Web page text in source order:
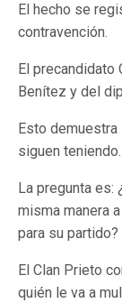
El hecho se
contravención.
El
Benítez y del
Esto
siguen teniendo.
La pregunta es:
misma manera
para su partido?
El Clan Prieto
quién le va a